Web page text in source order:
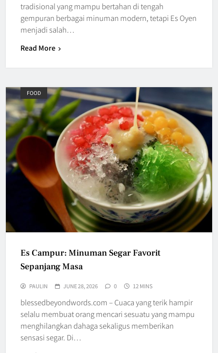
tradisional yang mampu bertahan di tengah
gempuran berbagai minuman modern, tetapi Es Oyen
menjadi salah…
Read More
FOOD
Es Campur: Minuman Segar Favorit
Sepanjang Masa
PAULIN JUNE 28, 2026 0 12 MINS
blessedbeyondwords.com – Cuaca yang terik hampir
selalu membuat orang mencari sesuatu yang mampu
menghilangkan dahaga sekaligus memberikan
sensasi segar. Di…